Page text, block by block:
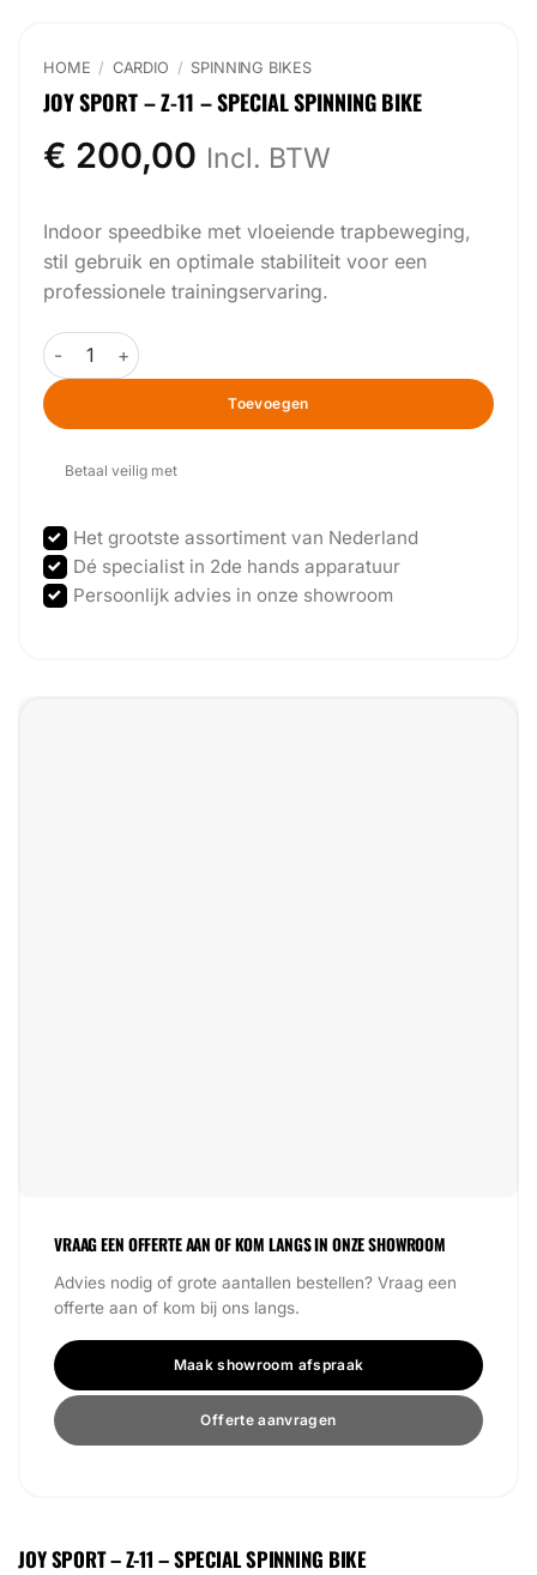
HOME / CARDIO / SPINNING BIKES
JOY SPORT – Z-11 – SPECIAL SPINNING BIKE
€ 200,00 Incl. BTW
Indoor speedbike met vloeiende trapbeweging,
stil gebruik en optimale stabiliteit voor een
professionele trainingservaring.
Joy Sport - Z-11 - Special Spinning Bike aantal
Toevoegen
Betaal veilig met
Het grootste assortiment van Nederland
Dé specialist in 2de hands apparatuur
Persoonlijk advies in onze showroom
VRAAG EEN OFFERTE AAN OF KOM LANGS IN ONZE SHOWROOM
Advies nodig of grote aantallen bestellen? Vraag een
offerte aan of kom bij ons langs.
Maak showroom afspraak
Offerte aanvragen
JOY SPORT – Z-11 – SPECIAL SPINNING BIKE